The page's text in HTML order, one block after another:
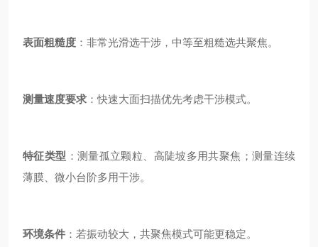
表面粗糙度 ：非常光滑选干涉，中等至粗糙选共聚焦。
测量速度要求 ：快速大面扫描优先考虑干涉模式。
特征类型 ：测量孤立颗粒、高陡坡多用共聚焦；测量连续
薄膜、微小台阶多用干涉。
环境条件 ：若振动较大，共聚焦模式可能更稳定。